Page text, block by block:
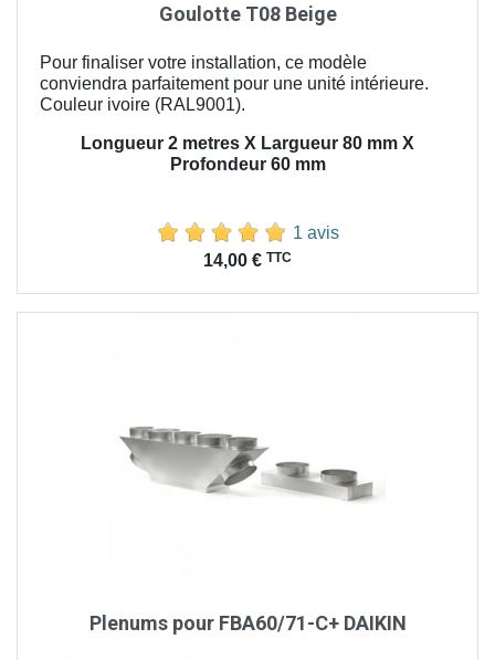
Goulotte T08 Beige
Pour finaliser votre installation, ce modèle
conviendra parfaitement pour une unité intérieure.
Couleur ivoire (RAL9001).
Longueur 2 metres X Largueur 80 mm X
Profondeur 60 mm
1 avis
14,00 € TTC
Plenums pour FBA60/71-C+ DAIKIN